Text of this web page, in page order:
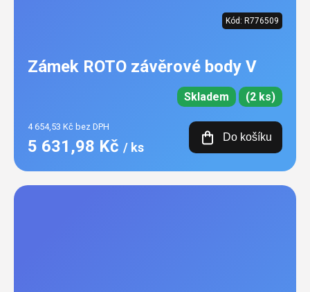
Kód: R776509
Zámek ROTO závěrové body V
Skladem (2 ks)
4 654,53 Kč bez DPH
5 631,98 Kč / ks
Do košíku